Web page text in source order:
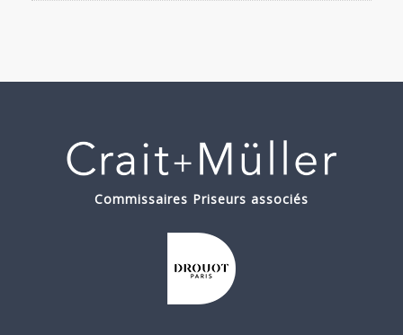
Commissaires Priseurs associés